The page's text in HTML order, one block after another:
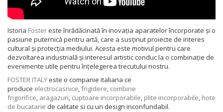
Istoria Fostereste înrădăcinată în inovația aparatelor încorporate și o
pasiune puternică pentru artă, care a susținut proiecte de interes
cultural și protecția mediului. Acesta este motivul pentru care
dezvoltarea industrială și interesul artistic conduc la o combinație de
evenimente utile pentru înțelegerea trecutului nostru.
FOSTER ITALYeste o companie italiana ce
produce electrocasnice,frigidere, combine
frigorifice, aragazuri, cuptoare incorporabile, plite incorporabile, hote
de bucatarie de calitate si cu un design inconfundabil.